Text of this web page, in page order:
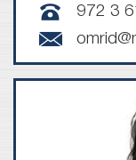
972 3